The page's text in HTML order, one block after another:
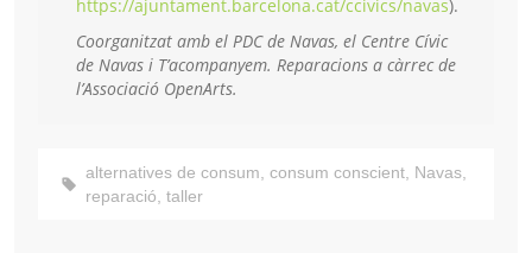
https://ajuntament.barcelona.cat/ccivics/navas).
Coorganitzat amb el PDC de Navas, el Centre Cívic
de Navas i T’acompanyem. Reparacions a càrrec de
l’Associació OpenArts.
alternatives de consum, consum conscient, Navas,
reparació, taller